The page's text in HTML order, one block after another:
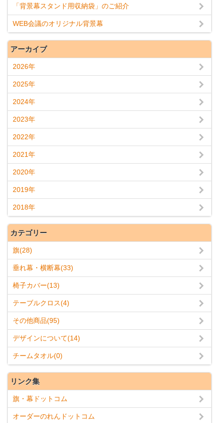
「背景幕スタンド用収納袋」のご紹介
WEB会議のオリジナル背景幕
アーカイブ
2026年
2025年
2024年
2023年
2022年
2021年
2020年
2019年
2018年
カテゴリー
旗(28)
垂れ幕・横断幕(33)
椅子カバー(13)
テーブルクロス(4)
その他商品(95)
デザインについて(14)
チームタオル(0)
リンク集
旗・幕ドットコム
オーダーのれんドットコム